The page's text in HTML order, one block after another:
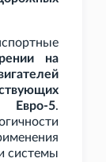
на
Евро-5.
системы